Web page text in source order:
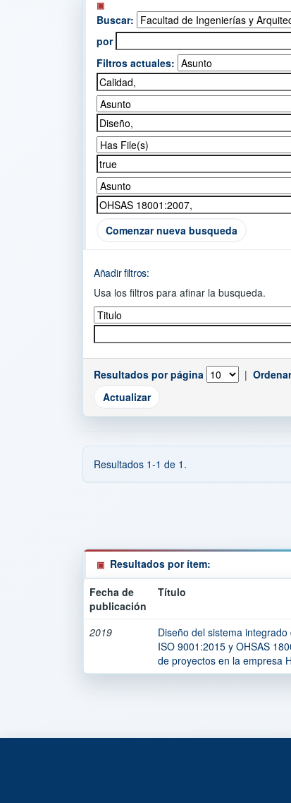
Buscar:
por
Filtros actuales:
Comenzar nueva busqueda
Añadir filtros:
Usa los filtros para afinar la busqueda.
Resultados por página |
Resultados 1-1 de 1.
Resultados por ítem:
Fecha de
publicación
Título
2019
Diseño del sistema
ISO 9001:2015 y OHSAS
de proyectos en la empresa